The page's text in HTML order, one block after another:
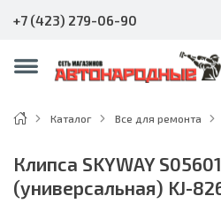
+7 (423) 279-06-90
Каталог Все для ремонта
Клипса SKYWAY
(универсальная) KJ-